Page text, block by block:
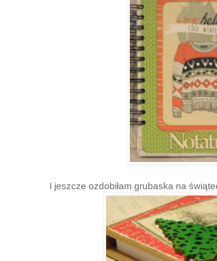
I jeszcze ozdobiłam grubaska na